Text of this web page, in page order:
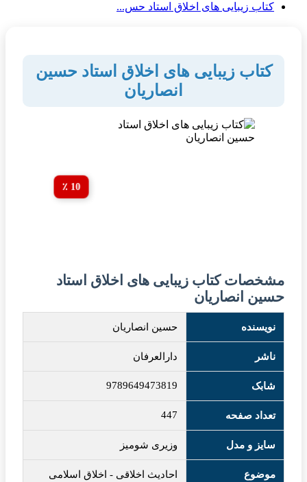
کتاب زیبایی های اخلاق استاد حس...
کتاب زیبایی های اخلاق استاد حسین
انصاریان
10 ٪
مشخصات کتاب زیبایی های اخلاق استاد
حسین انصاریان
نویسنده حسین انصاریان
ناشر دارالعرفان
شابک 9789649473819
تعداد صفحه 447
سایز و مدل وزیری شومیز
موضوع احادیث اخلاقی - اخلاق اسلامی